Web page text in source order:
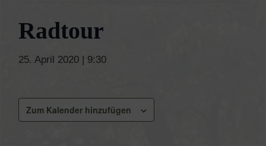
Radtour
25. April 2020 | 9:30
Zum Kalender hinzufügen